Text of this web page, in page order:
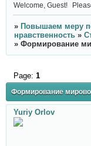
Welcome, Guest!
» Повышаем меру
нравственность »
» Формирование
Формирование
Page: 1
Yuriy Orlov